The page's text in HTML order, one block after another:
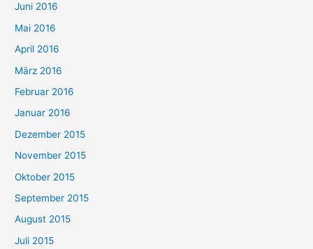
Juni 2016
Mai 2016
April 2016
März 2016
Februar 2016
Januar 2016
Dezember 2015
November 2015
Oktober 2015
September 2015
August 2015
Juli 2015